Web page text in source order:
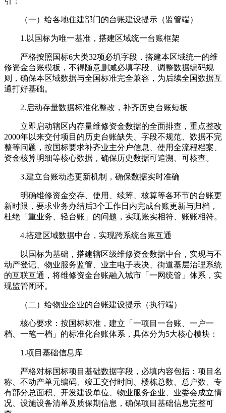
（一）给各地住建部门的台账建设提示（监管端）
1.以国标为唯一基准，搭建区域统一台账框架
严格按照国标6大类32项必填字段，搭建本区域统一的维
修资金台账模板，不得随意删减必填字段、调整数据编码规
则，确保本区域数据与全国标准完全兼容，为后续全国数据互
通打好基础。
2.启动存量数据标准化整改，补齐历史台账短板
立即启动辖区内存量维修资金数据的全面排查，重点整改
2000年以来交付项目的历史台账缺失、字段不规范、数据不完
整等问题，按国标要求补齐业主分户信息、使用全流程档案、
资金核算明细等核心数据，确保历史数据可追溯、可核查。
3.建立台账动态更新机制，确保数据实时准确
明确维修资金交存、使用、续筹、核算等各环节的台账更
新时限，要求业务办结后3个工作日内完成台账更新与归档，
杜绝「重业务、轻台账」的问题，实现账实相符、账账相符。
4.搭建区域数据中台，实现跨系统台账互通
以国标为基础，搭建辖区级维修资金数据中台，实现与不
动产登记、物业服务监管、业主电子表决、街道基层治理系统
的互联互通，将维修资金台账融入城市「一网统管」体系，实
现监管闭环。
（二）给物业企业的台账建设提示（执行端）
核心要求：按国标标准，建立「一项目一台账、一户一
档、一笔一档」的标准化台账体系，具体分为5大核心模块：
1.项目基础信息库
严格对标国标项目基础数据字段，必填内容包括：项目名
称、不动产单元编码、竣工交付时间、楼栋总数、总户数、专
有部分总面积、开发建设单位、物业服务企业、业委会成立情
况、设施设备清单及质保期信息，确保项目基础信息完整可